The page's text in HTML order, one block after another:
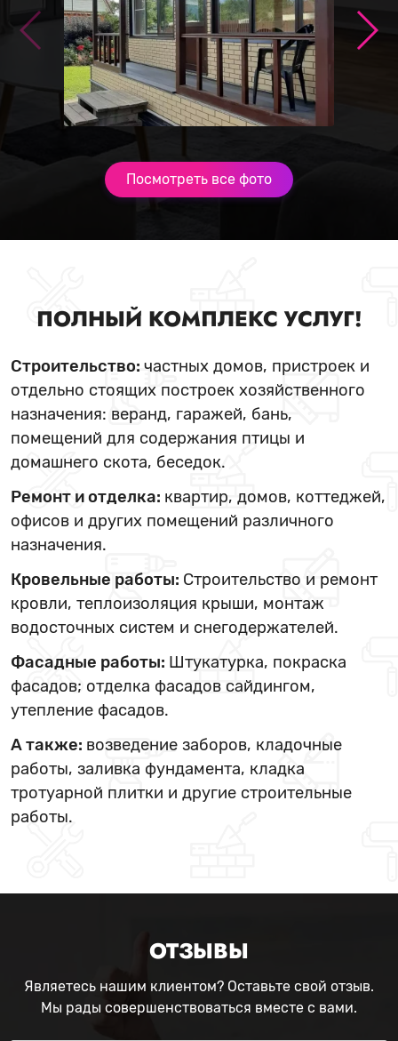
Посмотреть все фото
ПОЛНЫЙ КОМПЛЕКС УСЛУГ!
Строительство: частных домов, пристроек и
отдельно стоящих построек хозяйственного
назначения: веранд, гаражей, бань,
помещений для содержания птицы и
домашнего скота, беседок.
Ремонт и отделка: квартир, домов, коттеджей,
офисов и других помещений различного
назначения.
Кровельные работы: Строительство и ремонт
кровли, теплоизоляция крыши, монтаж
водосточных систем и снегодержателей.
Фасадные работы: Штукатурка, покраска
фасадов; отделка фасадов сайдингом,
утепление фасадов.
А также: возведение заборов, кладочные
работы, заливка фундамента, кладка
тротуарной плитки и другие строительные
работы.
ОТЗЫВЫ
Являетесь нашим клиентом? Оставьте свой отзыв.
Мы рады совершенствоваться вместе с вами.